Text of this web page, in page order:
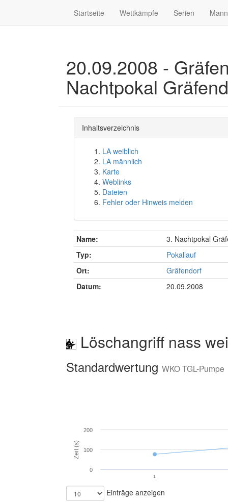
Startseite Wettkämpfe Serien
20.09.2008 -
Nachtpokal
Inhaltsverzeichnis
LA weiblich
LA männlich
Karte
Weblinks
Dateien
Fehler oder Hinweis melden
Name:
3. Nachtpokal
Typ:
Pokallauf
Ort:
Gräfendorf
Datum:
20.09.2008
Löschangriff nass
Standardwertung WKO TGL-Pumpe
Zeit (s)
1.
0
100
200
Einträge anzeigen